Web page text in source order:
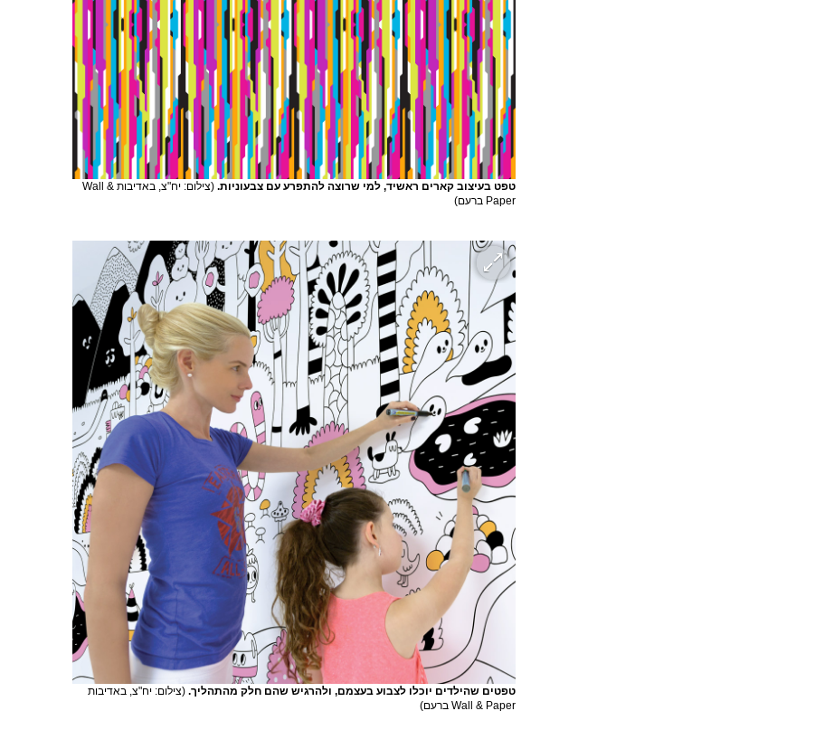
טפט בעיצוב קארים ראשיד, למי שרוצה להתפרע עם צבעוניות.
(צילום: יח"צ, באדיבות Wall &
Paper ברעם)
טפטים שהילדים יוכלו לצבוע בעצמם, ולהרגיש שהם חלק מהתהליך. (צילום: יח"צ, באדיבות
Wall & Paper ברעם)